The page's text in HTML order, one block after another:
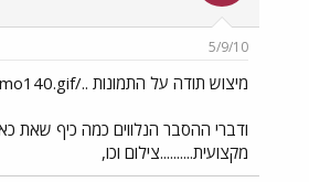
5/9/10
מיצוש תודה על התמונות ../images/Emo140.gif
ודברי ההסבר הנלווים כמה כיף שאת
מקצועית..........צילום וכו,